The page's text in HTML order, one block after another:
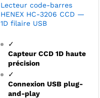
Lecteur code-barres
HENEX HC-3206 CCD —
1D filaire USB
✓
Capteur CCD 1D haute
précision
✓
Connexion USB plug-
and-play